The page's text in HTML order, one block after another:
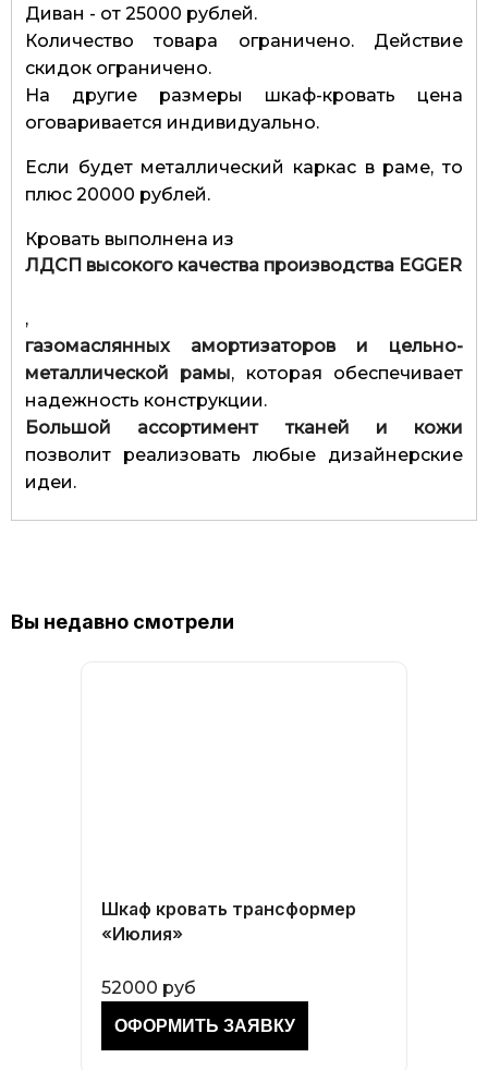
Диван - от 25000 рублей.
Количество товара ограничено. Действие
скидок ограничено.
На другие размеры шкаф-кровать цена
оговаривается индивидуально.
Если будет металлический каркас в раме, то
плюс 20000 рублей.
Кровать выполнена из
ЛДСП высокого качества производства EGGER
,
газомаслянных амортизаторов и цельно-
металлической рамы, которая обеспечивает
надежность конструкции.
Большой ассортимент тканей и кожи
позволит реализовать любые дизайнерские
идеи.
Вы недавно смотрели
Шкаф кровать трансформер
«Июлия»
52000 руб